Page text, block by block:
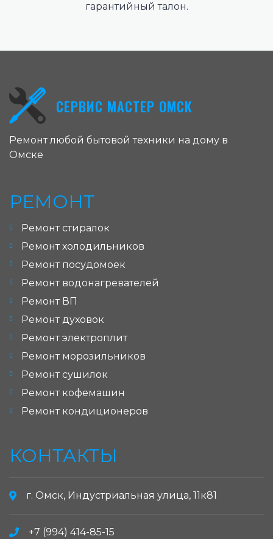
гарантийный талон.
СЕРВИС МАСТЕР ОМСК
Ремонт любой бытовой техники на дому в
Омске
РЕМОНТ
Ремонт стиралок
Ремонт холодильников
Ремонт посудомоек
Ремонт водонагревателей
Ремонт ВП
Ремонт духовок
Ремонт электроплит
Ремонт морозильников
Ремонт сушилок
Ремонт кофемашин
Ремонт кондиционеров
КОНТАКТЫ
г. Омск, Индустриальная улица, 11к81
+7 (994) 414-85-15